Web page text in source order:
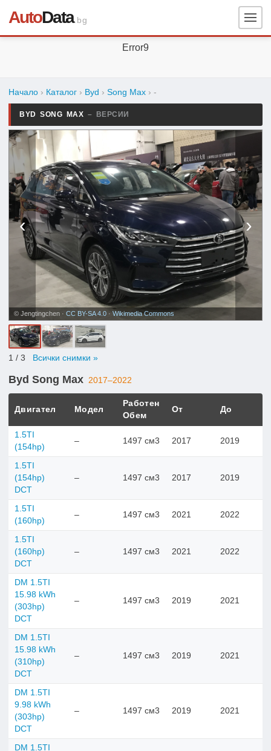
AutoData.bg
Error9
Начало › Каталог › Byd › Song Max › -
BYD SONG MAX – ВЕРСИИ
‹ ›
© Jengtingchen · CC BY-SA 4.0 · Wikimedia Commons
1 / 3 Всички снимки »
Byd Song Max 2017–2022
Двигател Модел
Работен
Обем
От До
1.5TI
(154hp)
– 1497 см3 2017 2019
1.5TI
(154hp)
DCT
– 1497 см3 2017 2019
1.5TI
(160hp)
– 1497 см3 2021 2022
1.5TI
(160hp)
DCT
– 1497 см3 2021 2022
DM 1.5TI
15.98 kWh
(303hp)
DCT
– 1497 см3 2019 2021
DM 1.5TI
15.98 kWh
(310hp)
DCT
– 1497 см3 2019 2021
DM 1.5TI
9.98 kWh
(303hp)
DCT
– 1497 см3 2019 2021
DM 1.5TI